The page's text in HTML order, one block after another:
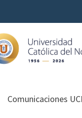
Comunicaciones